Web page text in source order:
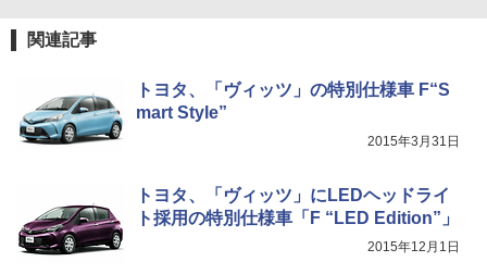
関連記事
トヨタ、「ヴィッツ」の特別仕様車 F“S
mart Style”
2015年3月31日
トヨタ、「ヴィッツ」にLEDヘッドライ
ト採用の特別仕様車「F “LED Edition”」
2015年12月1日